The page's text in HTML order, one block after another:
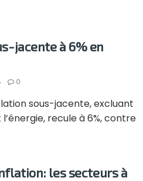
jacente à 6% en
0
sous-jacente, excluant
recule à 6%, contre
les secteurs à